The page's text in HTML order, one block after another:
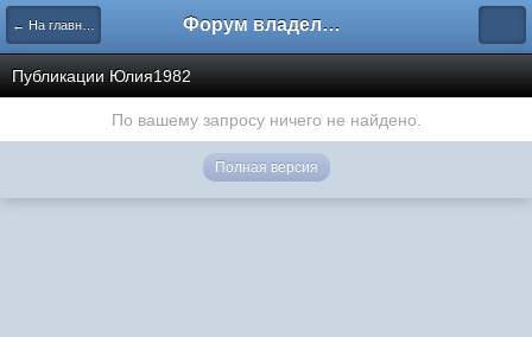
← На главную Форум владельцев интернет-магазинов
Публикации Юлия1982
По вашему запросу ничего не найдено.
Полная версия